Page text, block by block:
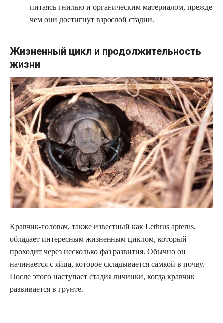
питаясь гнилью и органическим материалом, прежде
чем они достигнут взрослой стадии.
Жизненный цикл и продолжительность
жизни
Кравчик-головач, также известный как Lethrus apterus,
обладает интересным жизненным циклом, который
проходит через несколько фаз развития. Обычно он
начинается с яйца, которое складывается самкой в почву.
После этого наступает стадия личинки, когда кравчик
развивается в грунте.